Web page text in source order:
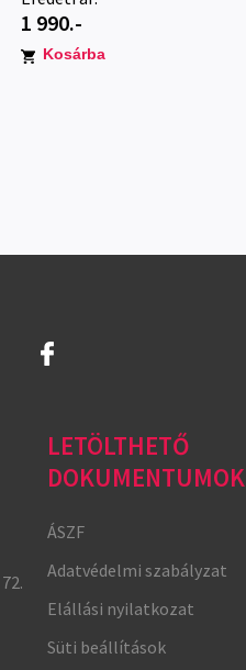
1 990.-
Kosárba
LETÖLTHETŐ
DOKUMENTUMOK
ÁSZF
Adatvédelmi szabályzat
Elállási nyilatkozat
Süti beállítások